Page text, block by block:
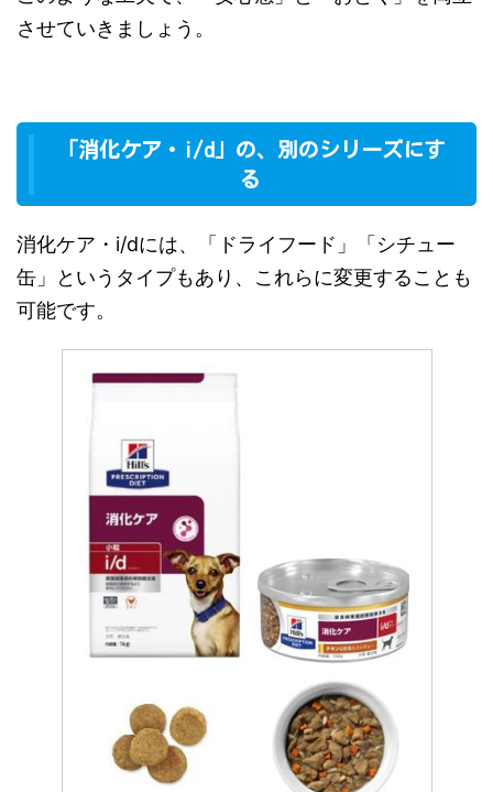
させていきましょう。
「消化ケア・i/d」の、別のシリーズにす
る
消化ケア・i/dには、「ドライフード」「シチュー
缶」というタイプもあり、これらに変更することも
可能です。